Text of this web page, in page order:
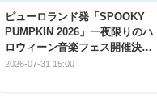
ピューロランド発「SPOOKY
PUMPKIN 2026」一夜限りのハ
ロウィーン音楽フェス開催決
定！
2026-07-31 15:00